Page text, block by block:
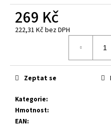
269 Kč
222,31 Kč bez DPH
Kategorie:
Hmotnost:
EAN:
Zeptat se